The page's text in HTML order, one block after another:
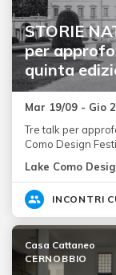
STORIE
per
quinta
Mar 19/09 - Gio
Tre talk per
Como Design
Lake Como
INCONTRI
Casa Cattaneo
CERNOBBIO